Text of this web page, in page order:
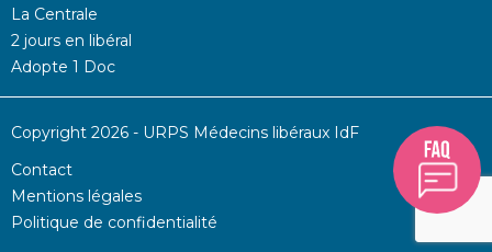
La Centrale
2 jours en libéral
Adopte 1 Doc
Copyright 2026 - URPS Médecins libéraux IdF
Contact
Mentions légales
Politique de confidentialité